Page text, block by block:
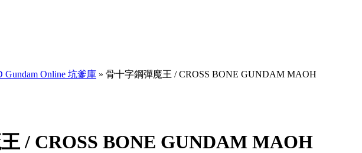
Gundam Online 坑爹庫 » 骨十字鋼彈魔王 / CROSS BONE GUNDAM MAOH
/ CROSS BONE GUNDAM MAOH